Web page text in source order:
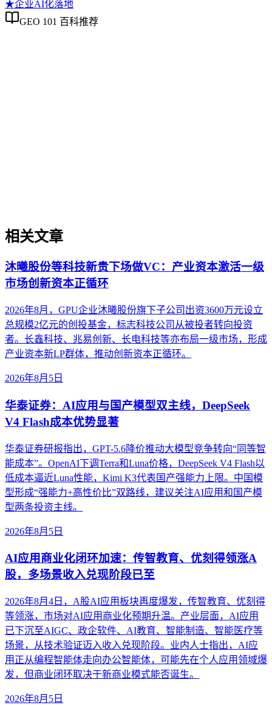
★企业AI化落地
GEO 101 百科推荐
相关文章
沐曦股份等科技新贵下场做VC：产业资本激活一级
市场创新资本正循环
2026年8月，GPU企业沐曦股份旗下子公司出资3600万元设立
总规模2亿元的创投基金，标志科技公司从被投者转向投资
者。长鑫科技、兆易创新、长电科技等亦布局一级市场，形成
产业资本新LP群体，推动创新资本正循环。
2026年8月5日
华泰证券：AI应用与国产模型双主线，DeepSeek
V4 Flash成本优势显著
华泰证券研报指出，GPT-5.6降价推动大模型竞争转向“同等智
能成本”。OpenAI下调Terra和Luna价格，DeepSeek V4 Flash以
低成本逼近Luna性能，Kimi K3代表国产强能力上限。中国模
型形成“强能力+高性价比”双路线，建议关注AI应用和国产模
型两条投资主线。
2026年8月5日
AI应用商业化闭环加速：传智教育、优刻得领涨A
股，多场景收入兑现阶段已至
2026年8月4日，A股AI应用板块再度爆发，传智教育、优刻得
等领涨，市场对AI应用商业化预期升温。产业层面，AI应用
已下沉至AIGC、政企软件、AI教育、智能制造、智能医疗等
场景，从技术验证迈入收入兑现阶段。业内人士指出，AI应
用正从编程智能体走向办公智能体，可能先在个人应用领域爆
发，但商业闭环取决于新商业模式能否诞生。
2026年8月5日